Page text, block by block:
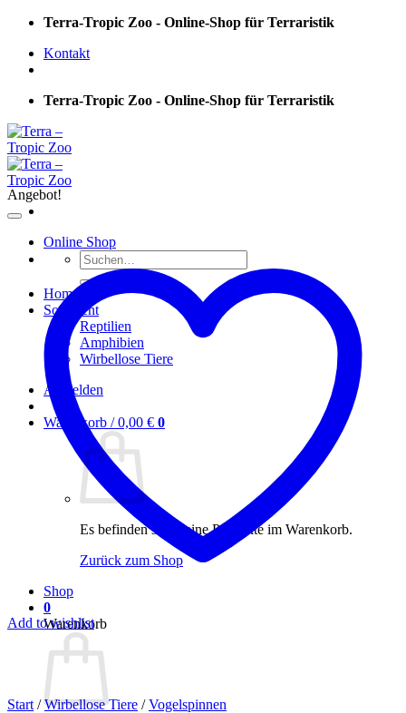
Skip
content
Terra-Tropic Zoo - Online-Shop für Terraristik
Kontakt
Terra-Tropic Zoo - Online-Shop für Terraristik
Online Shop
Suchen
nach:
Home
Sortiment
Reptilien
Amphibien
Wirbellose Tiere
Anmelden
Warenkorb /0,00 € 0
Es befinden sich keine Produkte im Warenkorb.
Zurück zum Shop
Shop
0
Warenkorb
Angebot!
Add to wishlist
Start / Wirbellose Tiere / Vogelspinnen